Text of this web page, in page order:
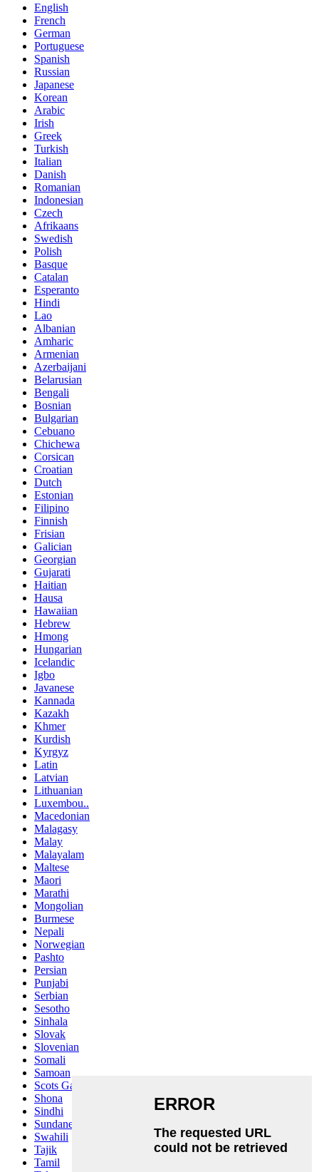
English
French
German
Portuguese
Spanish
Russian
Japanese
Korean
Arabic
Irish
Greek
Turkish
Italian
Danish
Romanian
Indonesian
Czech
Afrikaans
Swedish
Polish
Basque
Catalan
Esperanto
Hindi
Lao
Albanian
Amharic
Armenian
Azerbaijani
Belarusian
Bengali
Bosnian
Bulgarian
Cebuano
Chichewa
Corsican
Croatian
Dutch
Estonian
Filipino
Finnish
Frisian
Galician
Georgian
Gujarati
Haitian
Hausa
Hawaiian
Hebrew
Hmong
Hungarian
Icelandic
Igbo
Javanese
Kannada
Kazakh
Khmer
Kurdish
Kyrgyz
Latin
Latvian
Lithuanian
Luxembou..
Macedonian
Malagasy
Malay
Malayalam
Maltese
Maori
Marathi
Mongolian
Burmese
Nepali
Norwegian
Pashto
Persian
Punjabi
Serbian
Sesotho
Sinhala
Slovak
Slovenian
Somali
Samoan
Scots Gaelic
Shona
Sindhi
Sundanese
Swahili
Tajik
Tamil